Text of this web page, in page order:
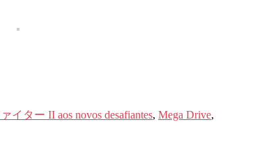
イター II aos novos desafiantes, Mega Drive,